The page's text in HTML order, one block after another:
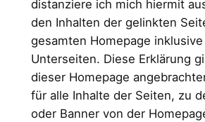
distanziere ich mich hiermit
den Inhalten der gelinkten
gesamten Homepage
Unterseiten. Diese Erklärung
dieser Homepage
für alle Inhalte der Seiten, zu
oder Banner von der